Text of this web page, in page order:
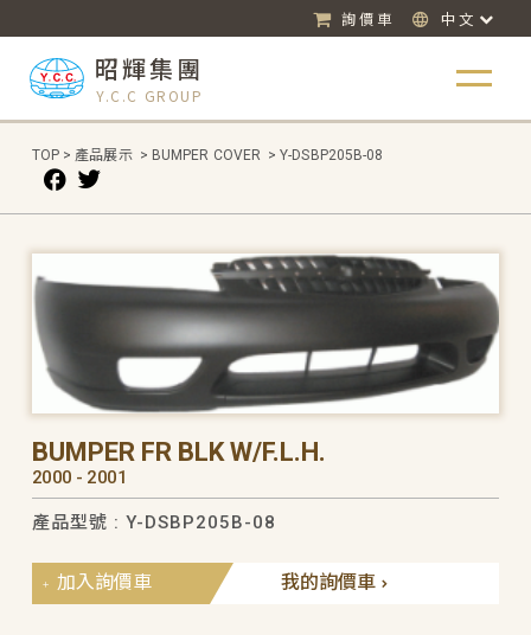
詢價車 中文
昭輝集團
Y.C.C GROUP
TOP > 產品展示 > BUMPER COVER > Y-DSBP205B-08
BUMPER FR BLK W/F.L.H.
2000 - 2001
產品型號 : Y-DSBP205B-08
我的詢價車
加入詢價車